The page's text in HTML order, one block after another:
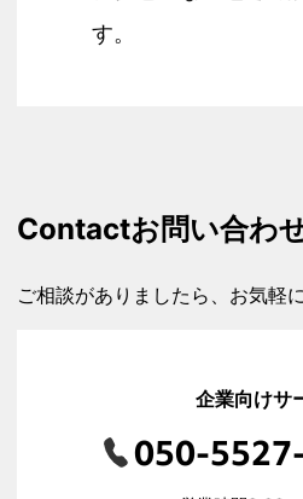
す。
Contactお問い合わ
ご相談がありましたら、お気軽
企業向けサ
050-